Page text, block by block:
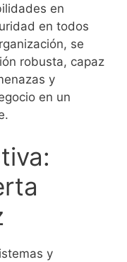
en
en todos
se
robusta, capaz
y
en un
y